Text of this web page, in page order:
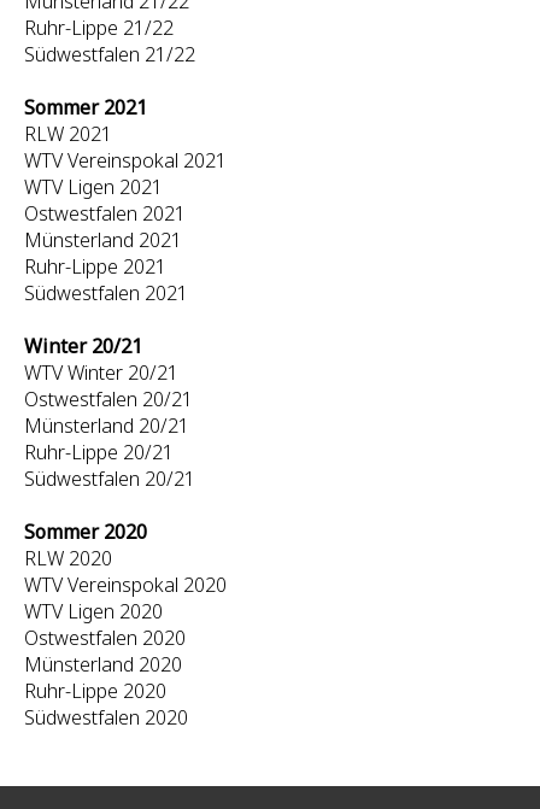
Ruhr-Lippe 21/22
Südwestfalen 21/22
Sommer 2021
RLW 2021
WTV Vereinspokal 2021
WTV Ligen 2021
Ostwestfalen 2021
Münsterland 2021
Ruhr-Lippe 2021
Südwestfalen 2021
Winter 20/21
WTV Winter 20/21
Ostwestfalen 20/21
Münsterland 20/21
Ruhr-Lippe 20/21
Südwestfalen 20/21
Sommer 2020
RLW 2020
WTV Vereinspokal 2020
WTV Ligen 2020
Ostwestfalen 2020
Münsterland 2020
Ruhr-Lippe 2020
Südwestfalen 2020